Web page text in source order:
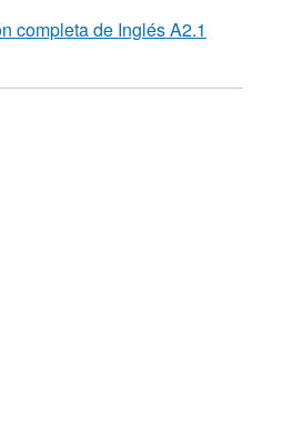
completa de Inglés A2.1